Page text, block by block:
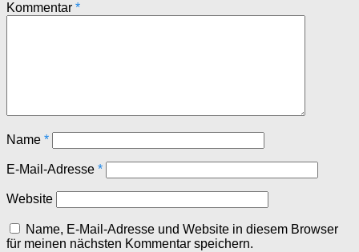
Kommentar *
Name *
E-Mail-Adresse *
Website
Name, E-Mail-Adresse und Website in diesem Browser
für meinen nächsten Kommentar speichern.